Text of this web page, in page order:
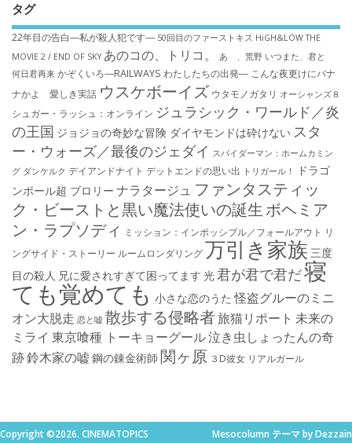
タグ
22年目の告白―私が殺人犯です― 50回目のファーストキス HiGH&LOW THE
MOVIE 2 / END OF SKY あのコの、トリコ。 あゝ、荒野 いつまた、君と
何日君再来 かぞくいろ―RAILWAYS わたしたちの出発― こんな夜更けにバナ
ナかよ 愛しき実話 ウスケボーイズ ウタモノガタリ オーシャンズ８
シュガー・ラッシュ：オ​ンライン ジュラシック・ワールド／炎
の王国 ジョジョの奇妙な冒険 ダイヤモンドは砕けない スタ
ー・ウォーズ／最後のジェダイ スパイダーマン：ホームカミン
グ ダンケルク デイアンドナイト デットエンドの思い出 トリガール！
ドラゴ
ンボール超 ブロリー ナラタージュ ファンタスティッ
ク・ビーストと黒い魔法使いの誕生 ボヘミア
ン・ラプソディ ミッション：インポッシブル／フォールアウト リ
ングサイド・ストーリー ルームロンダリング万引き家族 三度
目の殺人 兄に愛されすぎて困ってます 光君が君で君だ寝
ても覚めても 小さな恋のうた 怪盗グルーのミニ
オン大脱走 恋と嘘 散歩する侵略者旅猫リポート 未来の
ミライ 東京喰種 トーキョーグール泣き虫しょったんの奇
跡鈴木家の嘘 鋼の錬金術師 関ヶ原 ３D彼女 リアルガール
Copyright ©2026. CINEMATOPICS Mesocolumn テーマ by Dezzain